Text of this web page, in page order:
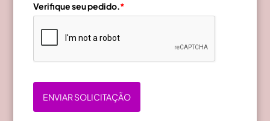
Verifique seu pedido.*
ENVIAR SOLICITAÇÃO